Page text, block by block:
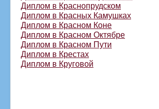
Диплом в Краснопрудском
Диплом в Красных Камушках
Диплом в Красном Коне
Диплом в Красном Октябре
Диплом в Красном Пути
Диплом в Крестах
Диплом в Круговой